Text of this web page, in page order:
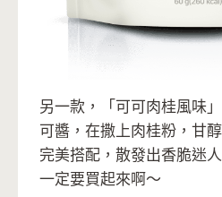
另一款，「可可肉桂風味
可醬，在撒上肉桂粉，甘
完美搭配，散發出香脆迷
一定要買起來啊～